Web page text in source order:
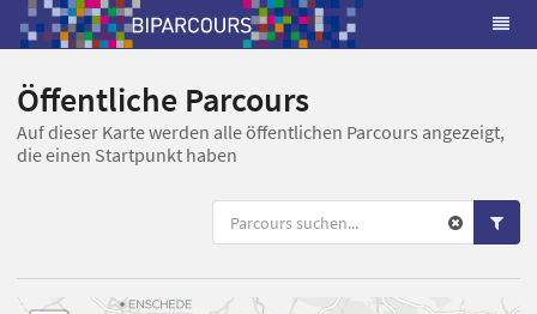
Öffentliche Parcours
Auf dieser Karte werden alle öffentlichen Parcours angezeigt,
die einen Startpunkt haben